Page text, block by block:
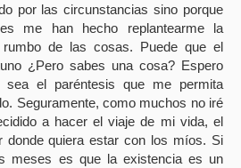
por las circunstancias sino porque
me han hecho replantearme la
de las cosas. Puede que el
¿Pero sabes una cosa? Espero
sea el paréntesis que me permita
Seguramente, como muchos no iré
a hacer el viaje de mi vida, el
donde quiera estar con los míos. Si
meses es que la existencia es un